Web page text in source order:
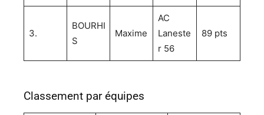
3.
BOURHI
S
Maxime
AC
Laneste
r 56
89 pts
Classement par équipes